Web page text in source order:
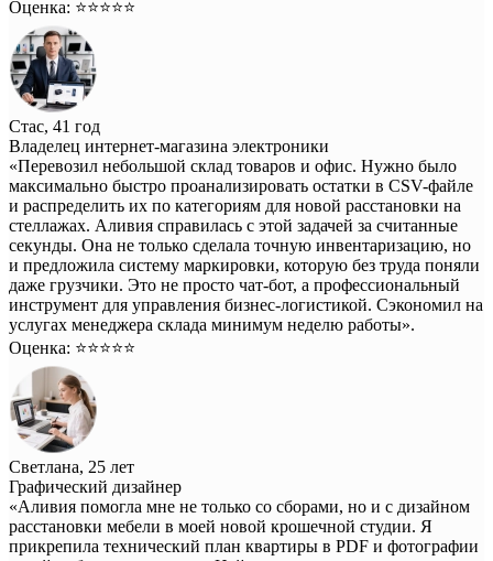
Оценка: ⭐️⭐️⭐️⭐️⭐️
Стас, 41 год
Владелец интернет-магазина электроники
«Перевозил небольшой склад товаров и офис. Нужно было
максимально быстро проанализировать остатки в CSV-файле
и распределить их по категориям для новой расстановки на
стеллажах. Аливия справилась с этой задачей за считанные
секунды. Она не только сделала точную инвентаризацию, но
и предложила систему маркировки, которую без труда поняли
даже грузчики. Это не просто чат-бот, а профессиональный
инструмент для управления бизнес-логистикой. Сэкономил на
услугах менеджера склада минимум неделю работы».
Оценка: ⭐️⭐️⭐️⭐️⭐️
Светлана, 25 лет
Графический дизайнер
«Аливия помогла мне не только со сборами, но и с дизайном
расстановки мебели в моей новой крошечной студии. Я
прикрепила технический план квартиры в PDF и фотографии